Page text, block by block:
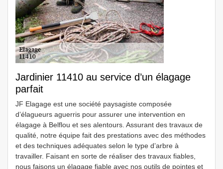
Jardinier 11410 au service d’un élagage
parfait
JF Elagage est une société paysagiste composée
d’élagueurs aguerris pour assurer une intervention en
élagage à Belflou et ses alentours. Assurant des travaux de
qualité, notre équipe fait des prestations avec des méthodes
et des techniques adéquates selon le type d’arbre à
travailler. Faisant en sorte de réaliser des travaux fiables,
nous faisons un élagage fiable avec nos outils de pointes et